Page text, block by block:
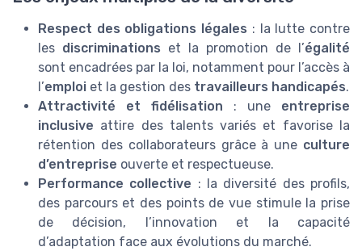
Respect des obligations légales : la lutte contre
les discriminations et la promotion de l’égalité
sont encadrées par la loi, notamment pour l’accès à
l’emploi et la gestion des travailleurs handicapés.
Attractivité et fidélisation : une entreprise
inclusive attire des talents variés et favorise la
rétention des collaborateurs grâce à une culture
d’entreprise ouverte et respectueuse.
Performance collective : la diversité des profils,
des parcours et des points de vue stimule la prise
de décision, l’innovation et la capacité
d’adaptation face aux évolutions du marché.